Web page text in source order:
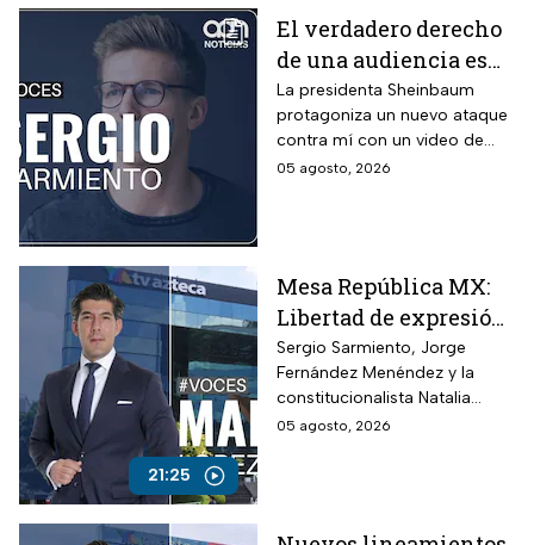
pagos pendientes.
El verdadero derecho
de una audiencia es
tener la opción de
cambiar de canal,
opina Sergio
Sarmiento
La presidenta Sheinbaum
protagoniza un nuevo ataque
contra mí con un video de
hace 26 años.
05 agosto, 2026
21:25
Mesa República MX:
Libertad de expresión
en riesgo y los
ataques contra TV
Azteca
Sergio Sarmiento, Jorge
Fernández Menéndez y la
constitucionalista Natalia
Torres analizan los recientes
05 agosto, 2026